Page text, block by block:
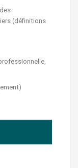
(définitions